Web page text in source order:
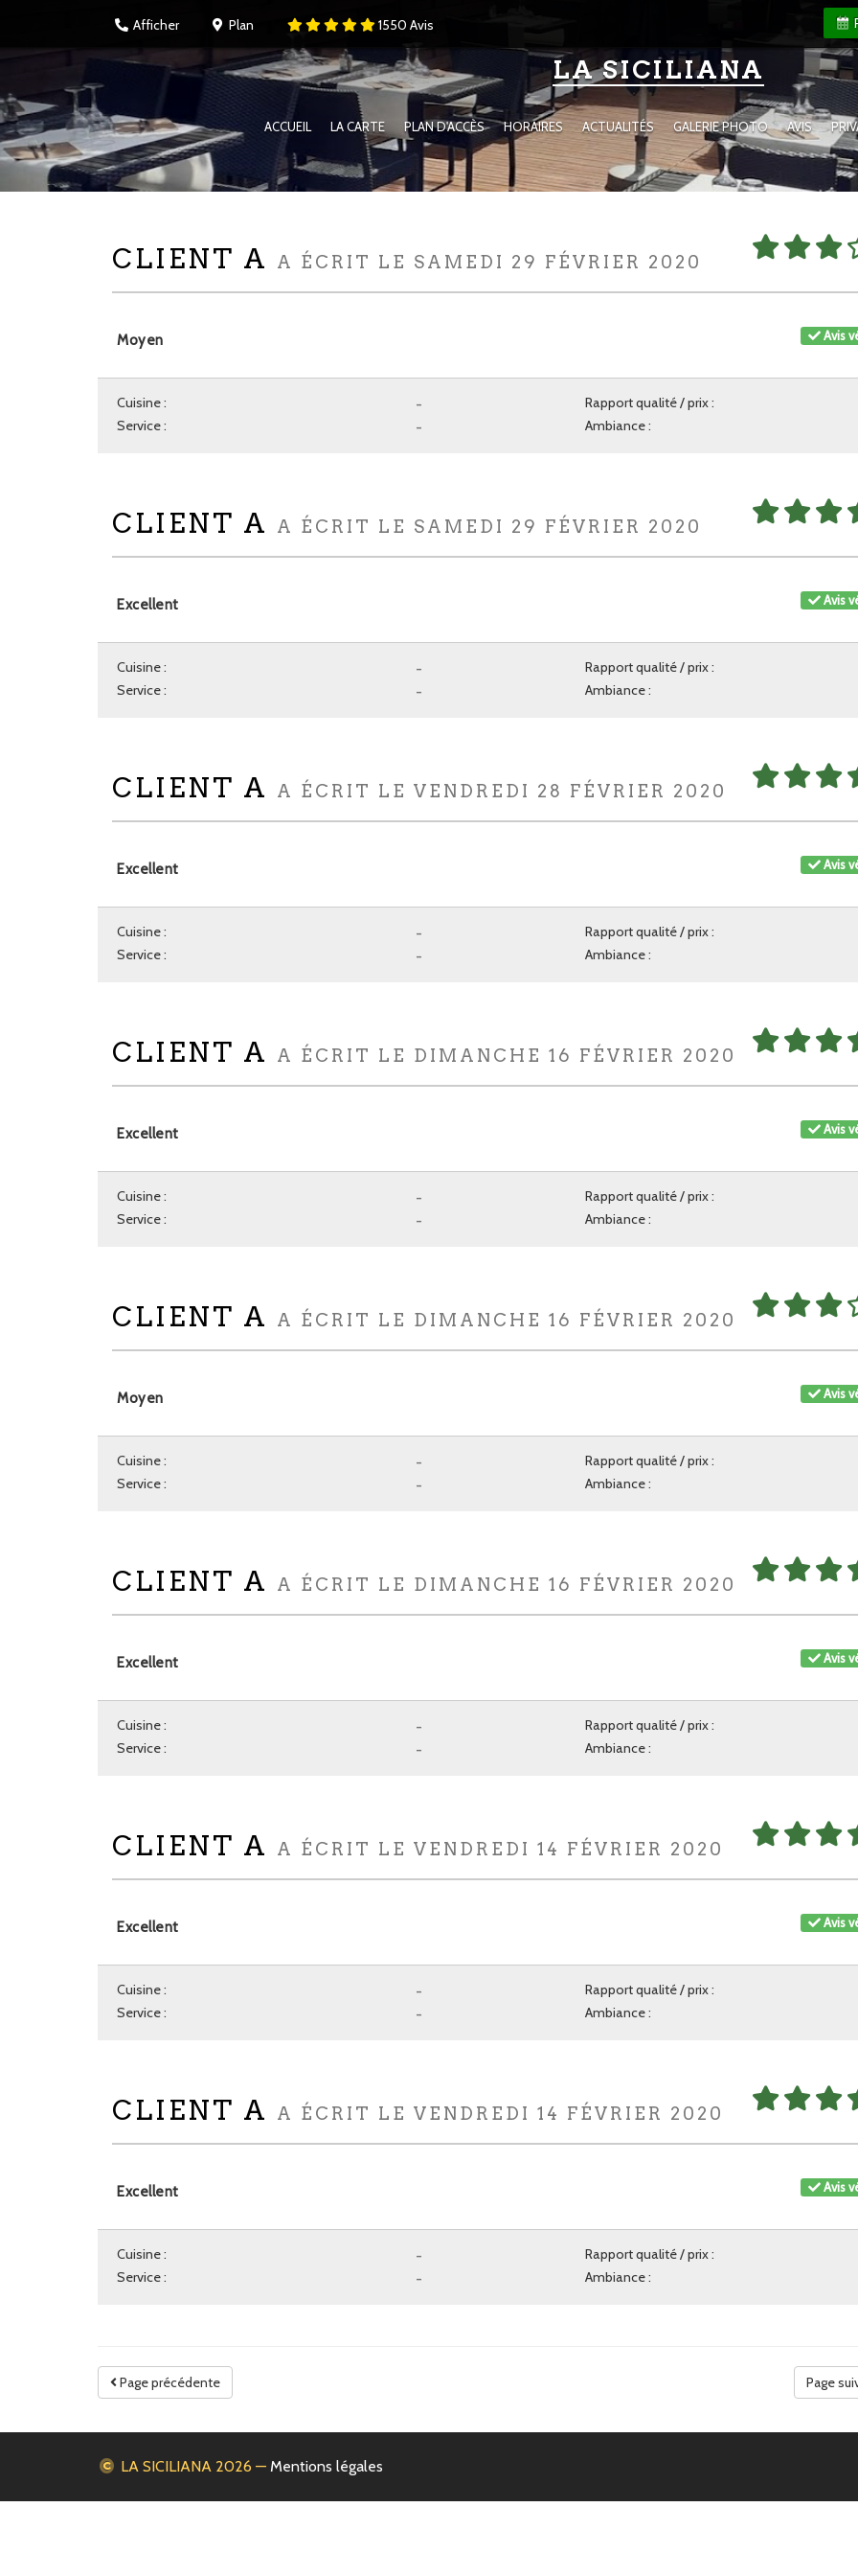
Afficher Plan 1550 Avis
LA SICILIANA
ACCUEIL LA CARTE PLAN D'ACCÈS HORAIRES ACTUALITÉS GALERIE PHOTO AVIS
CLIENT A A ÉCRIT LE SAMEDI 29 FÉVRIER 2020
Avis
Moyen
-
Cuisine : Rapport qualité / prix :
-
Service : Ambiance :
CLIENT A A ÉCRIT LE SAMEDI 29 FÉVRIER 2020
Avis
Excellent
-
Cuisine : Rapport qualité / prix :
-
Service : Ambiance :
CLIENT A A ÉCRIT LE VENDREDI 28 FÉVRIER 2020
Avis
Excellent
-
Cuisine : Rapport qualité / prix :
-
Service : Ambiance :
CLIENT A A ÉCRIT LE DIMANCHE 16 FÉVRIER 2020
Avis
Excellent
-
Cuisine : Rapport qualité / prix :
-
Service : Ambiance :
CLIENT A A ÉCRIT LE DIMANCHE 16 FÉVRIER 2020
Avis
Moyen
-
Cuisine : Rapport qualité / prix :
-
Service : Ambiance :
CLIENT A A ÉCRIT LE DIMANCHE 16 FÉVRIER 2020
Avis
Excellent
-
Cuisine : Rapport qualité / prix :
-
Service : Ambiance :
CLIENT A A ÉCRIT LE VENDREDI 14 FÉVRIER 2020
Avis
Excellent
-
Cuisine : Rapport qualité / prix :
-
Service : Ambiance :
CLIENT A A ÉCRIT LE VENDREDI 14 FÉVRIER 2020
Avis
Excellent
-
Cuisine : Rapport qualité / prix :
-
Service : Ambiance :
Page
Page précédente
LA SICILIANA 2026 — Mentions légales